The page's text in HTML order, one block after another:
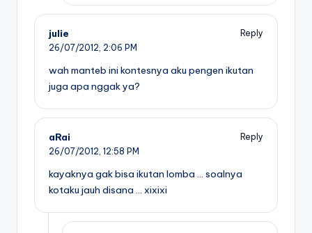
julie
Reply
26/07/2012, 2:06 PM
wah manteb ini kontesnya aku pengen ikutan
juga apa nggak ya?
aRai
Reply
26/07/2012, 12:58 PM
kayaknya gak bisa ikutan lomba … soalnya
kotaku jauh disana … xixixi